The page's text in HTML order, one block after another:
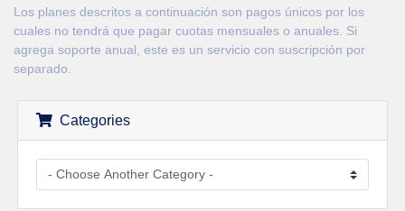
Los planes descritos a continuación son pagos únicos por los
cuales no tendrá que pagar cuotas mensuales o anuales. Si
agrega soporte anual, este es un servicio con suscripción por
separado.
Categories